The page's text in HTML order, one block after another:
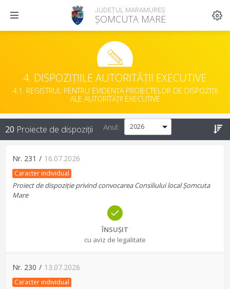
JUDEȚUL MARAMUREȘ
ȘOMCUTA MARE
4. DISPOZIȚIILE AUTORITĂȚII EXECUTIVE
4.1. REGISTRUL PENTRU EVIDENȚA PROIECTELOR DE DISPOZIȚII
ALE AUTORITĂȚII EXECUTIVE
20 Proiecte de dispoziții Anul:
Nr. 231 / 16.07.2026
Caracter individual
Proiect de dispoziție privind convocarea Consiliului local Șomcuta
Mare
ÎNSUȘIT
cu aviz de legalitate
Nr. 230 / 13.07.2026
Caracter individual